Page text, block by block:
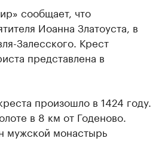
сообщает, что
Иоанна Златоуста, в
Залесского. Крест
представлена в
произошло в 1424 году.
в 8 км от Годеново.
мужской монастырь